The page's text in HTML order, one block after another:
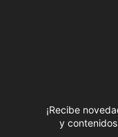
¡Recibe
y